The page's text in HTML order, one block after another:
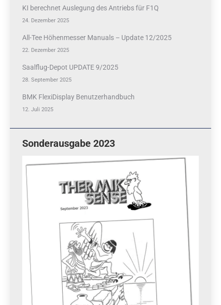
KI berechnet Auslegung des Antriebs für F1Q
24. Dezember 2025
All-Tee Höhenmesser Manuals – Update 12/2025
22. Dezember 2025
Saalflug-Depot UPDATE 9/2025
28. September 2025
BMK FlexiDisplay Benutzerhandbuch
12. Juli 2025
Sonderausgabe 2023